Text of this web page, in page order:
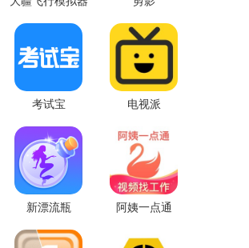
考试宝 电视派
新漂流瓶 阿姨一点通